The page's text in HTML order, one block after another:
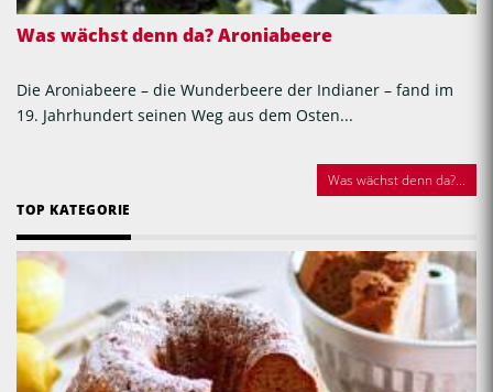
Was wächst denn da? Aroniabeere
Die Aroniabeere – die Wunderbeere der Indianer – fand im
19. Jahrhundert seinen Weg aus dem Osten...
Was wächst denn da?...
TOP KATEGORIE